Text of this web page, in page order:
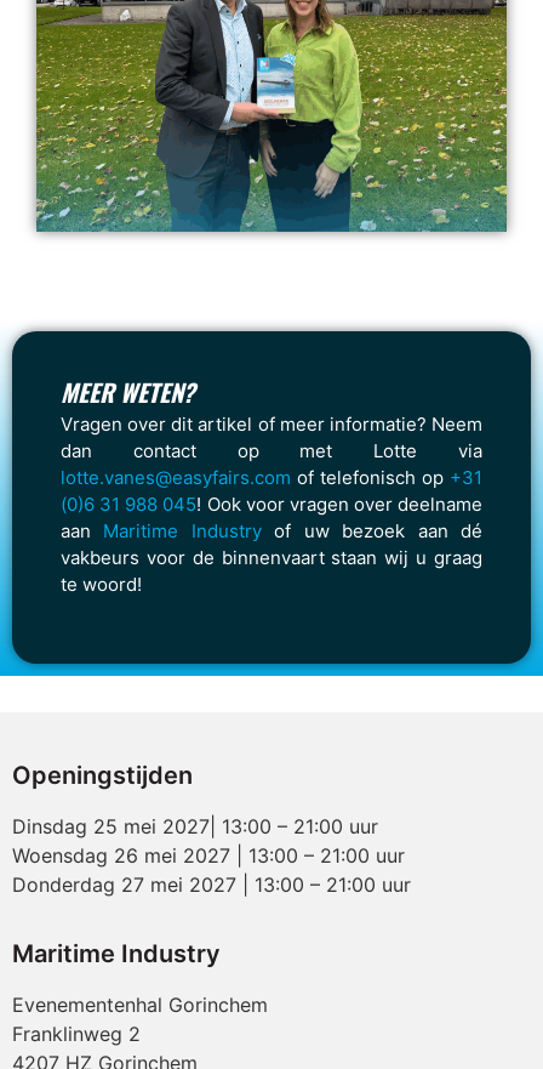
MEER WETEN?
Vragen over dit artikel of meer informatie? Neem
dan contact op met Lotte via
lotte.vanes@easyfairs.com of telefonisch op +31
(0)6 31 988 045! Ook voor vragen over deelname
aan Maritime Industryof uw bezoek aan dé
vakbeurs voor de binnenvaart staan wij u graag
te woord!
Openingstijden
Dinsdag 25 mei 2027| 13:00 – 21:00 uur
Woensdag 26 mei 2027 | 13:00 – 21:00 uur
Donderdag 27 mei 2027 | 13:00 – 21:00 uur
Maritime Industry
Evenementenhal Gorinchem
Franklinweg 2
4207 HZ Gorinchem